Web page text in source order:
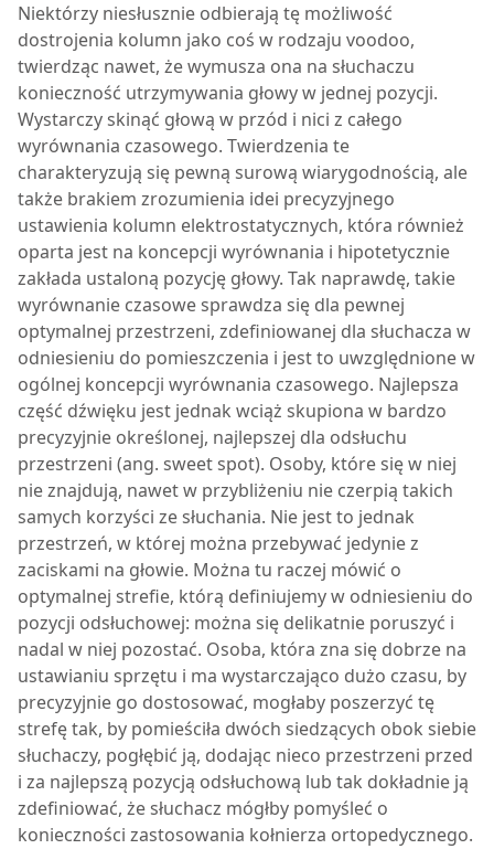
Niektórzy niesłusznie odbierają tę możliwość
dostrojenia kolumn jako coś w rodzaju voodoo,
twierdząc nawet, że wymusza ona na słuchaczu
konieczność utrzymywania głowy w jednej pozycji.
Wystarczy skinąć głową w przód i nici z całego
wyrównania czasowego. Twierdzenia te
charakteryzują się pewną surową wiarygodnością, ale
także brakiem zrozumienia idei precyzyjnego
ustawienia kolumn elektrostatycznych, która również
oparta jest na koncepcji wyrównania i hipotetycznie
zakłada ustaloną pozycję głowy. Tak naprawdę, takie
wyrównanie czasowe sprawdza się dla pewnej
optymalnej przestrzeni, zdefiniowanej dla słuchacza w
odniesieniu do pomieszczenia i jest to uwzględnione w
ogólnej koncepcji wyrównania czasowego. Najlepsza
część dźwięku jest jednak wciąż skupiona w bardzo
precyzyjnie określonej, najlepszej dla odsłuchu
przestrzeni (ang. sweet spot). Osoby, które się w niej
nie znajdują, nawet w przybliżeniu nie czerpią takich
samych korzyści ze słuchania. Nie jest to jednak
przestrzeń, w której można przebywać jedynie z
zaciskami na głowie. Można tu raczej mówić o
optymalnej strefie, którą definiujemy w odniesieniu do
pozycji odsłuchowej: można się delikatnie poruszyć i
nadal w niej pozostać. Osoba, która zna się dobrze na
ustawianiu sprzętu i ma wystarczająco dużo czasu, by
precyzyjnie go dostosować, mogłaby poszerzyć tę
strefę tak, by pomieściła dwóch siedzących obok siebie
słuchaczy, pogłębić ją, dodając nieco przestrzeni przed
i za najlepszą pozycją odsłuchową lub tak dokładnie ją
zdefiniować, że słuchacz mógłby pomyśleć o
konieczności zastosowania kołnierza ortopedycznego.